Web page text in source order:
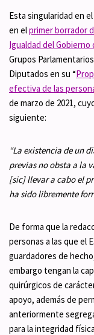
Esta singularidad en
en elprimer borrador
Igualdad del Gobierno
Grupos
Diputados en su “
efectiva de las
de marzo de 2021,
siguiente:
“La existencia de un
previas no obsta a la
[sic] llevar a cabo el
ha sido libremente
De forma que la
personas a las que el
guardadores de
embargo tengan la
quirúrgicos de
apoyo, además de
anteriormente
para la integridad